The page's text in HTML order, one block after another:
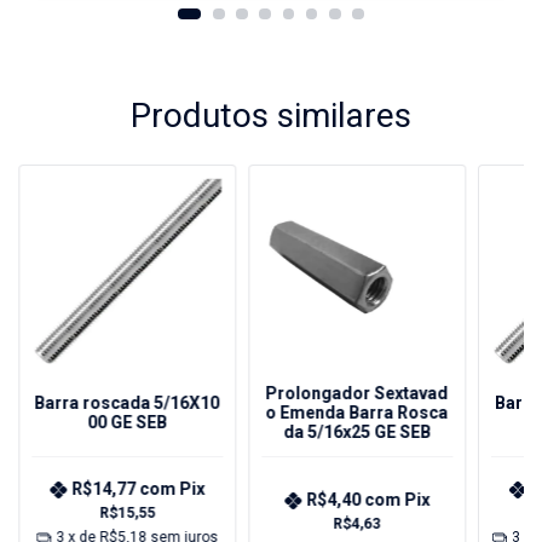
Produtos similares
Barra roscada 5/16X10
00 GE SEB
R$15,55
R$14,77com Pix
3 x de R$5,18 sem juros
Prolongador Sextavad
o Emenda Barra Rosca
da 5/16x25 GE SEB
R$4,63
R$4,40com Pix
3